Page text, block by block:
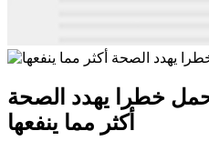
خطرا يهدد الصحة
أكثر مما ينفعها